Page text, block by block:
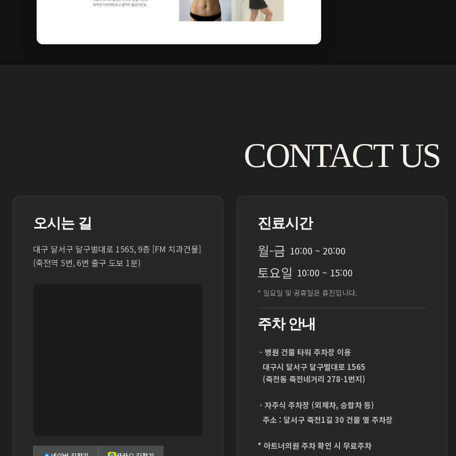
CONTACT US
오시는 길
대구 달서구 달구벌대로 1565, 9층 [FM 치과건물]
(죽전역 5번, 6번 출구 도보 1분)
진료시간
월-금 10:00 ~ 20:00
토요일 10:00 ~ 15:00
* 일요일 및 공휴일은 휴진입니다.
주차 안내
ㆍ병원 건물 타워 주차장 이용
대구시 달서구 달구벌대로 1565
(죽전동 죽전네거리 278-1번지)
ㆍ자주식 주차장 (외제차, 승합차 등)
주소 : 달서구 죽전1길 30 건물 옆 주차장
* 아트너의원 주차 확인 시 무료주차